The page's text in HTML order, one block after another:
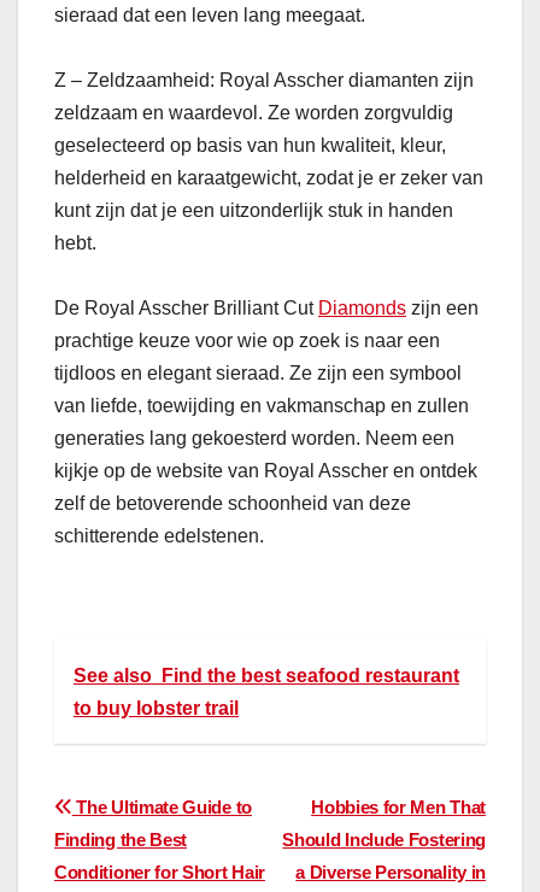
sieraad dat een leven lang meegaat.
Z – Zeldzaamheid: Royal Asscher diamanten zijn
zeldzaam en waardevol. Ze worden zorgvuldig
geselecteerd op basis van hun kwaliteit, kleur,
helderheid en karaatgewicht, zodat je er zeker van
kunt zijn dat je een uitzonderlijk stuk in handen
hebt.
De Royal Asscher Brilliant Cut Diamonds zijn een
prachtige keuze voor wie op zoek is naar een
tijdloos en elegant sieraad. Ze zijn een symbool
van liefde, toewijding en vakmanschap en zullen
generaties lang gekoesterd worden. Neem een
kijkje op de website van Royal Asscher en ontdek
zelf de betoverende schoonheid van deze
schitterende edelstenen.
See also
Find the best seafood restaurant
to buy lobster trail
Post
navigation
Hobbies for Men That
Should Include Fostering
a Diverse Personality in
The Ultimate Guide to
Finding the Best
Conditioner for Short Hair